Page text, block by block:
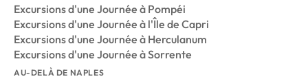
Excursions d'une Journée à Pompéi
Excursions d'une Journée à l'Île de Capri
Excursions d'une Journée à Herculanum
Excursions d'une Journée à Sorrente
AU-DELÀ DE NAPLES